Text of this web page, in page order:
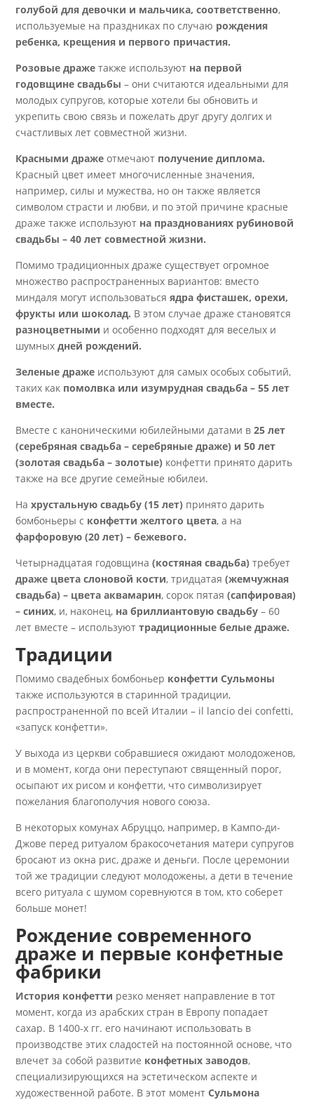
голубой для девочки и мальчика, соответственно,
используемые на праздниках по случаю рождения
ребенка, крещения и первого причастия.
Розовые драже также используют на первой
годовщине свадьбы – они считаются идеальными для
молодых супругов, которые хотели бы обновить и
укрепить свою связь и пожелать друг другу долгих и
счастливых лет совместной жизни.
Красными драже отмечают получение диплома.
Красный цвет имеет многочисленные значения,
например, силы и мужества, но он также является
символом страсти и любви, и по этой причине красные
драже также используют на празднованиях рубиновой
свадьбы – 40 лет совместной жизни.
Помимо традиционных драже существует огромное
множество распространенных вариантов: вместо
миндаля могут использоватьсяядра фисташек, орехи,
фрукты или шоколад. В этом случае драже становятся
разноцветными и особенно подходят для веселых и
шумныхдней рождений.
Зеленые драже используют для самых особых событий,
таких как помолвка или изумрудная свадьба – 55 лет
вместе.
Вместе с каноническими юбилейными датами в 25 лет
(серебряная свадьба – серебряные драже) и 50 лет
(золотая свадьба – золотые) конфетти принято дарить
также на все другие семейные юбилеи.
Нахрустальную свадьбу (15 лет) принято дарить
бомбоньеры с конфетти желтого цвета, а на
фарфоровую (20 лет) – бежевого.
Четырнадцатая годовщина(костяная свадьба) требует
драже цвета слоновой кости, тридцатая(жемчужная
свадьба) – цвета аквамарин, сорок пятая(сапфировая)
– синих, и, наконец, на бриллиантовую свадьбу – 60
лет вместе – используюттрадиционные белые драже.
Традиции
Помимо свадебных бомбоньер конфетти Сульмоны
также используются в старинной традиции,
распространенной по всей Италии – il lancio dei confetti,
«запуск конфетти».
У выхода из церкви собравшиеся ожидают молодоженов,
и в момент, когда они переступают священный порог,
осыпают их рисом и конфетти, что символизирует
пожелания благополучия нового союза.
В некоторых комунах Абруццо, например, в Кампо-ди-
Джове перед ритуалом бракосочетания матери супругов
бросают из окна рис, драже и деньги. После церемонии
той же традиции следуют молодожены, а дети в течение
всего ритуала с шумом соревнуются в том, кто соберет
больше монет!
Рождение современного
драже и первые конфетные
фабрики
История конфетти резко меняет направление в тот
момент, когда из арабских стран в Европу попадает
сахар. В 1400-х гг. его начинают использовать в
производстве этих сладостей на постоянной основе, что
влечет за собой развитие конфетных заводов,
специализирующихся на эстетическом аспекте и
художественной работе. В этот моментСульмона